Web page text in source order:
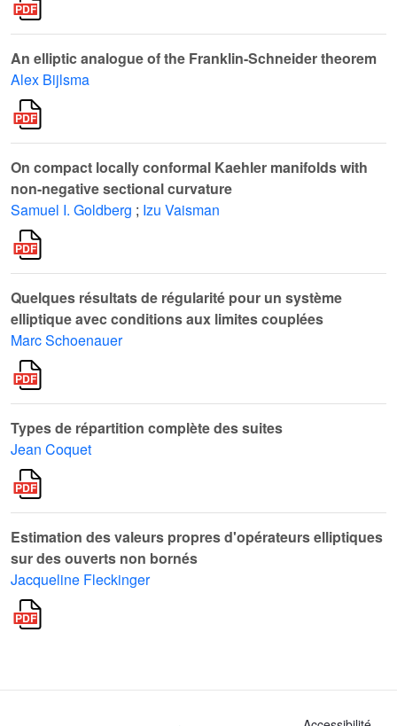
An elliptic analogue of the Franklin-Schneider theorem
Alex Bijlsma
On compact locally conformal Kaehler manifolds with
non-negative sectional curvature
Samuel I. Goldberg ; Izu Vaisman
Quelques résultats de régularité pour un système
elliptique avec conditions aux limites couplées
Marc Schoenauer
Types de répartition complète des suites
Jean Coquet
Estimation des valeurs propres d'opérateurs elliptiques
sur des ouverts non bornés
Jacqueline Fleckinger